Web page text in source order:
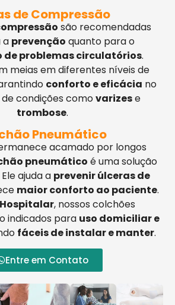
de Compressão
são recomendadas
a prevenção quanto para o
problemas circulatórios.
meias em diferentes níveis de
conforto e eficácia no
condições comovarizese
trombose.
Pneumático
acamado por longos
pneumático é uma solução
ajuda a prevenir úlceras de
maior conforto ao paciente.
, nossos colchões
indicados para uso domiciliar e
fáceis de instalar e manter.
Entre em Contato